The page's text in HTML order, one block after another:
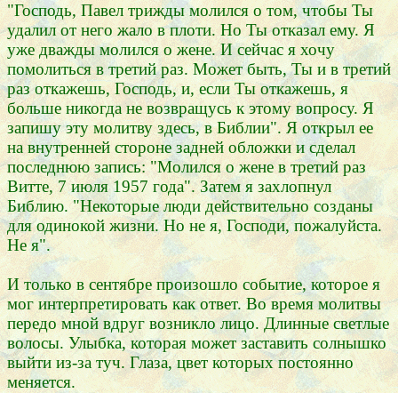
"Господь, Павел трижды молился о том, чтобы Ты
удалил от него жало в плоти. Но Ты отказал ему. Я
уже дважды молился о жене. И сейчас я хочу
помолиться в третий раз. Может быть, Ты и в третий
раз откажешь, Господь, и, если Ты откажешь, я
больше никогда не возвращусь к этому вопросу. Я
запишу эту молитву здесь, в Библии". Я открыл ее
на внутренней стороне задней обложки и сделал
последнюю запись: "Молился о жене в третий раз
Витте, 7 июля 1957 года". Затем я захлопнул
Библию. "Некоторые люди действительно созданы
для одинокой жизни. Но не я, Господи, пожалуйста.
Не я".
И только в сентябре произошло событие, которое я
мог интерпретировать как ответ. Во время молитвы
передо мной вдруг возникло лицо. Длинные светлые
волосы. Улыбка, которая может заставить солнышко
выйти из-за туч. Глаза, цвет которых постоянно
меняется.